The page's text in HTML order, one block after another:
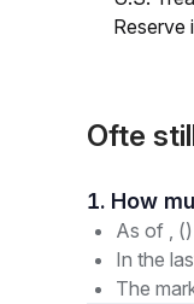
Reserve
Ofte
As of ,
In the
The